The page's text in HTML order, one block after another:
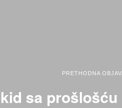
PRETHODNA
sa